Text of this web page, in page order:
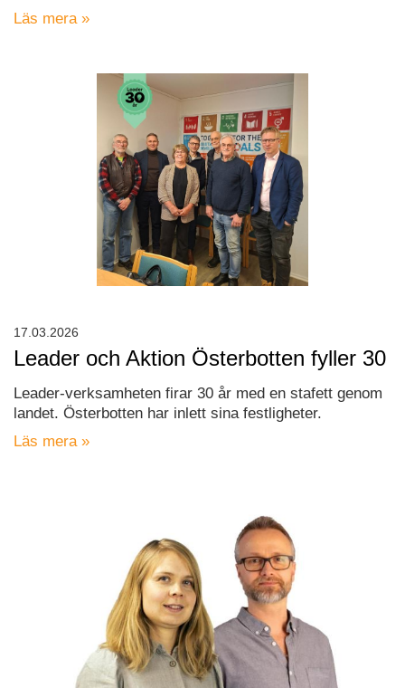
Läs mera »
Leader och Aktion Österbotten fyller 30
Leader-verksamheten firar 30 år med en stafett genom
landet. Österbotten har inlett sina festligheter.
Läs mera »
17.03.2026